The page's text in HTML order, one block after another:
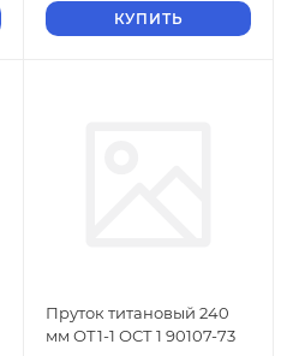
КУПИТЬ
Пруток титановый 240
мм ОТ1-1 ОСТ 1 90107-73